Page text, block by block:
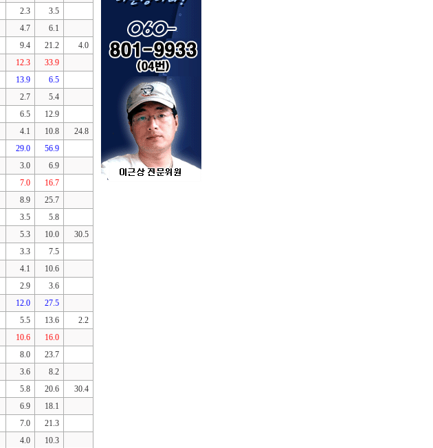
2.3
3.5
4.7
6.1
9.4 21.2
4.0
12.3
33.9
13.9
6.5
2.7
5.4
6.5
12.9
4.1 10.8
24.8
29.0
56.9
3.0
6.9
7.0
16.7
8.9
25.7
3.5
5.8
5.3 10.0
30.5
3.3
7.5
4.1
10.6
2.9
3.6
12.0
27.5
5.5 13.6
2.2
10.6
16.0
8.0
23.7
3.6
8.2
5.8 20.6
30.4
6.9
18.1
7.0
21.3
4.0
10.3